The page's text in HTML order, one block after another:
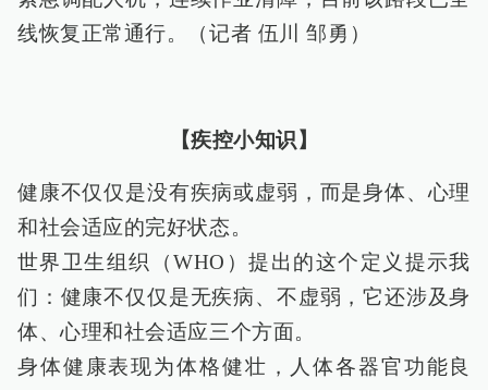
线恢复正常通行。（记者 伍川 邹勇）
【疾控小知识】
健康不仅仅是没有疾病或虚弱，而是身体、心理
和社会适应的完好状态。
世界卫生组织（WHO）提出的这个定义提示我
们：健康不仅仅是无疾病、不虚弱，它还涉及身
体、心理和社会适应三个方面。
身体健康表现为体格健壮，人体各器官功能良